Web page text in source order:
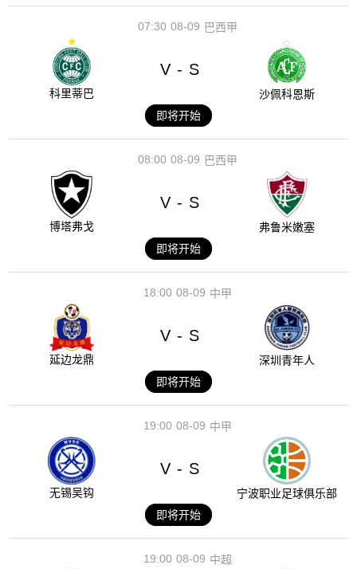
08-09
07:30 巴西甲
科里蒂巴
V - S
沙佩科恩斯
即将开始
08-09
08:00 巴西甲
博塔弗戈
V - S
弗鲁米嫩塞
即将开始
08-09
18:00 中甲
延边龙鼎
V - S
深圳青年人
即将开始
08-09
19:00 中甲
无锡吴钩
V - S
宁波职业足球俱乐部
即将开始
08-09
19:00 中超